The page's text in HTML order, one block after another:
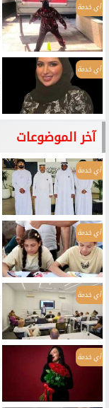
أي خدمة
أي خدمة
آخر الموضوعات
أي خدمة
أي خدمة
أي خدمة
أي خدمة